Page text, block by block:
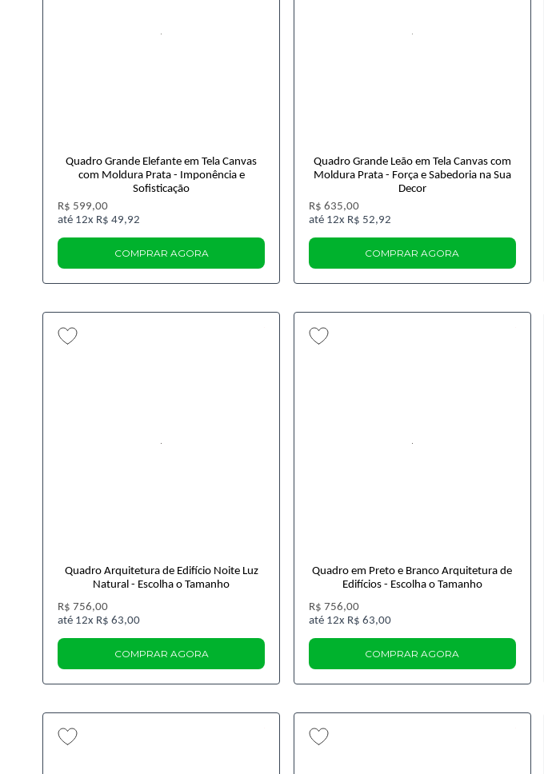
Quadro Grande Elefante em Tela Canvas
com Moldura Prata - Imponência e
Sofisticação
R$ 599,00
12x R$ 49,92
COMPRAR AGORA
Quadro Grande Leão em Tela Canvas com
Moldura Prata - Força e Sabedoria na Sua
Decor
R$ 635,00
12x R$ 52,92
COMPRAR AGORA
Quadro Arquitetura de Edifício Noite Luz
Natural - Escolha o Tamanho
R$ 756,00
12x R$ 63,00
COMPRAR AGORA
Quadro em Preto e Branco Arquitetura de
Edifícios - Escolha o Tamanho
R$ 756,00
12x R$ 63,00
COMPRAR AGORA